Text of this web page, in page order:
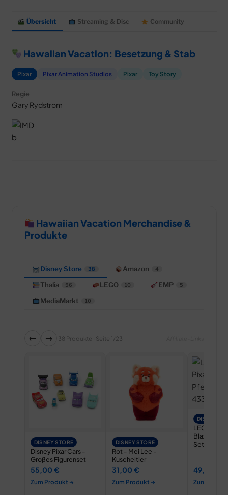
DEALS
Übersicht Streaming & Disc Community
Hawaiian Vacation: Besetzung & Stab
Pixar Pixar Animation Studios Pixar Toy Story
Regie
Gary Rydstrom
Hawaiian Vacation Merchandise &
Produkte
Disney Store 38 Amazon 4
Thalia 56 LEGO 10 EMP 5
MediaMarkt 10
← → 38 Produkte · Seite 1/23
DISNEY STORE
Disney Pixar Cars -
Großes Figurenset
55,00 €
Zum Produkt →
DISNEY STORE
Rot - Mei Lee -
Kuscheltier
31,00 €
Zum Produkt →
DISNEY
LEGO
Blazes
Set 43304
49,99 €
Zum